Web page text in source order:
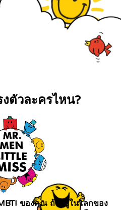
ตัวละครไหน?
ของคุณ ถ้าอยู่ในโลกของ